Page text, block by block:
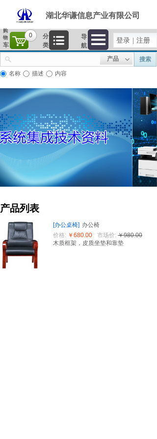
湖北华谦信息产业有限公司
购
物
车
0
分
类
导
航
登录 注册
产品 搜索
名称 描述 内容
产品列表
[办公桌椅] 办公椅
价格: ￥680.00 市场价: ￥980.00
木质框架，皮质坐垫和靠垫